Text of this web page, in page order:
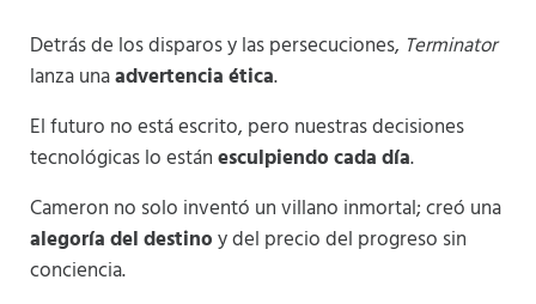
Detrás de los disparos y las persecuciones, Terminator
lanza unaadvertencia ética.
El futuro no está escrito, pero nuestras decisiones
tecnológicas lo estánesculpiendo cada día.
Cameron no solo inventó un villano inmortal; creó una
alegoría del destinoy del precio del progreso sin
conciencia.